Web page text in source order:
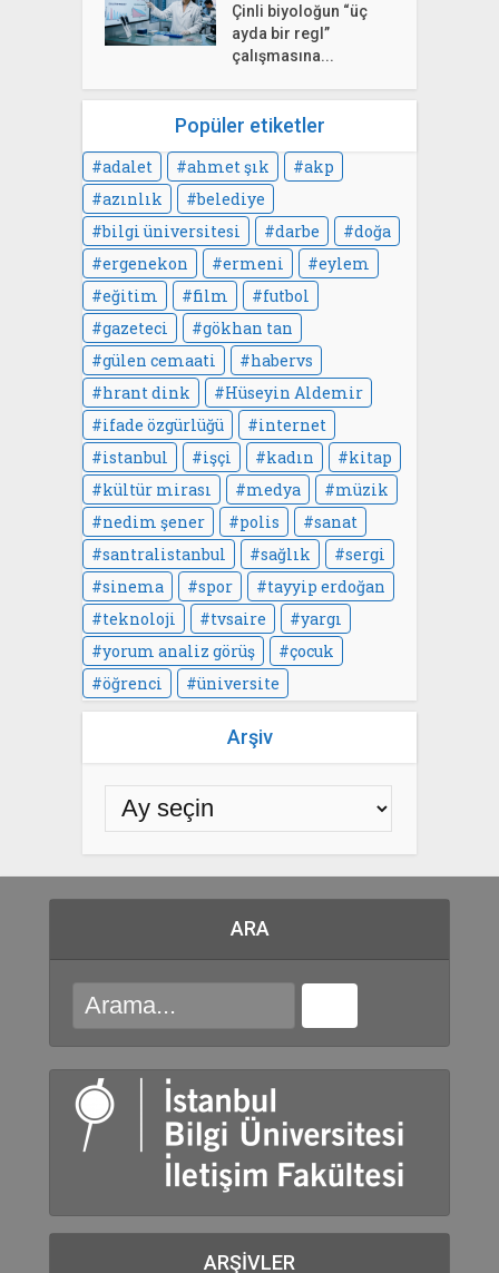
Çinli biyoloğun “üç
ayda bir regl”
çalışmasına...
Popüler etiketler
adalet ahmet şık
akp
azınlık
belediye
bilgi üniversitesi
darbe
doğa
ergenekon
ermeni
eylem
eğitim
film
futbol
gazeteci
gökhan tan
gülen cemaati
habervs
hrant dink
Hüseyin Aldemir
ifade özgürlüğü
internet
istanbul
işçi kadın
kitap
kültür mirası
medya
müzik
nedim şener
polis
sanat
santralistanbul
sağlık
sergi
sinema
spor
tayyip erdoğan
teknoloji
tvsaire
yargı
yorum analiz görüş
çocuk
öğrenci
üniversite
Arşiv
ARA
ARŞIVLER